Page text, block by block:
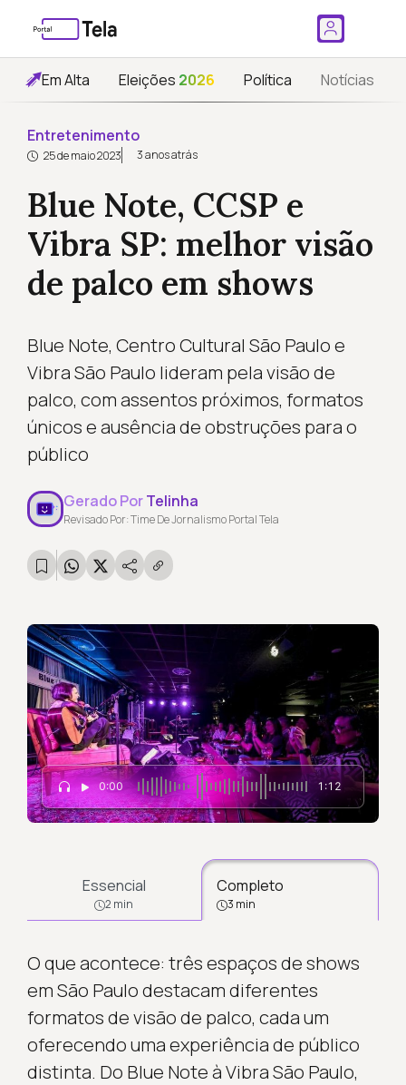
Em Alta Eleições 2026 Política Notícias
Entretenimento
25 de maio 2023 3 anos atrás
Blue Note, CCSP e
Vibra SP: melhor visão
de palco em shows
Blue Note, Centro Cultural São Paulo e
Vibra São Paulo lideram pela visão de
palco, com assentos próximos, formatos
únicos e ausência de obstruções para o
público
Gerado PorTelinha
Revisado Por: Time De Jornalismo Portal Tela
0:00 1:12
Essencial
2 min
Completo
3 min
O que acontece: três espaços de shows
em São Paulo destacam diferentes
formatos de visão de palco, cada um
oferecendo uma experiência de público
distinta. Do Blue Note à Vibra São Paulo,